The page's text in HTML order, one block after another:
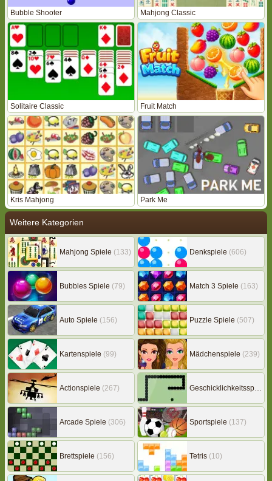
Bubble Shooter Mahjong Classic
Solitaire Classic Fruit Match
Kris Mahjong Park Me
Weitere Kategorien
Mahjong Spiele (133) Denkspiele (606)
Bubbles Spiele (79) Match 3 Spiele (163)
Auto Spiele (156) Puzzle Spiele (507)
Kartenspiele (99) Mädchenspiele (239)
Actionspiele (267) Geschicklichkeitsspiele
Arcade Spiele (306) Sportspiele (137)
Brettspiele (156) Tetris (10)